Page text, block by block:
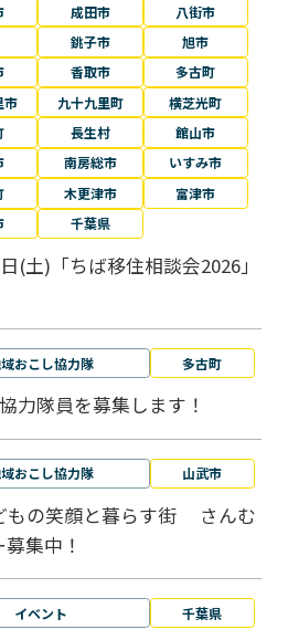
成田市
八街市
銚子市
旭市
香取市
多古町
市
九十九里町
横芝光町
長生村
館山市
南房総市
いすみ市
木更津市
富津市
千葉県
(土)「ちば移住相談会2026」
おこし協力隊 多古町
力隊員を募集します！
おこし協力隊 山武市
もの笑顔と暮らす街 さんむ
集中！
イベント 千葉県